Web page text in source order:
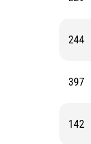
244
397
142